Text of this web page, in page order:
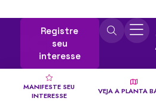
Registre
seu
interesse
MANIFESTE SEU
INTERESSE
VEJA A PLANTA